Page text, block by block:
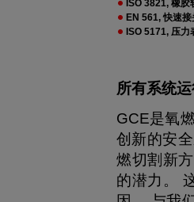
ISO 3821, 橡胶
EN 561, 快速接
ISO 5171, 压
所有系统
GCE是氧
创新的安
燃切割新
的潜力。